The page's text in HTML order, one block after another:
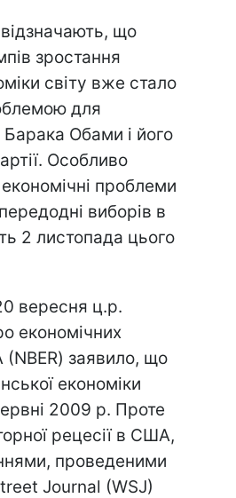
що
зростання
світу вже стало
для
Обами і його
Особливо
проблеми
виборів в
2 листопада цього
вересня ц.р.
економічних
заявило, що
економіки
2009 р. Проте
рецесії в США,
проведеними
Journal (WSJ)